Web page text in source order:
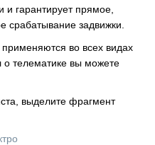
и гарантирует прямое,
срабатывание задвижки.
во всех видах
телематике вы можете
выделите фрагмент